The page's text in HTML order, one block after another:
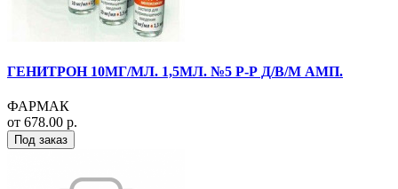
ГЕНИТРОН 10МГ/МЛ. 1,5МЛ. №5 Р-Р Д/В/М АМП.
ФАРМАК
от 678.00 р.
Под заказ